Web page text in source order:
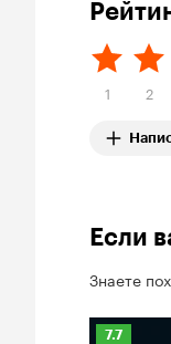
1 2
Если
Знаете
Рейтинг
7.7